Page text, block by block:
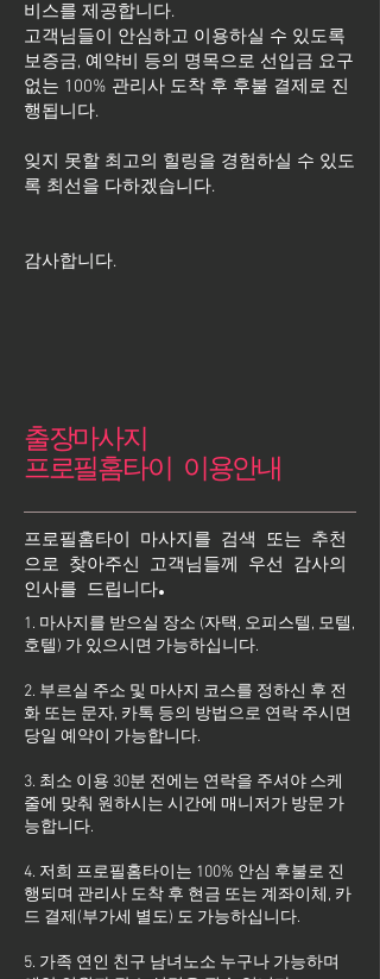
비스를 제공합니다.
고객님들이 안심하고 이용하실 수 있도록
보증금, 예약비 등의 명목으로 선입금 요구
없는 100% 관리사 도착 후 후불 결제로 진
행됩니다.
잊지 못할 최고의 힐링을 경험하실 수 있도
록 최선을 다하겠습니다.
​감사합니다.
출장마사지
프로필홈타이 이용안내
프로필홈타이 마사지를 검색 또는 추천
으로 찾아주신 고객님들께 우선 감사의
인사를 드립니다.
1. 마사지를 받으실 장소 (자택, 오피스텔, 모텔,
호텔) 가 있으시면 가능하십니다.
2. 부르실 주소 및 마사지 코스를 정하신 후 전
화 또는 문자, 카톡 등의 방법으로 연락 주시면
당일 예약이 가능합니다.
3. 최소 이용 30분 전에는 연락을 주셔야 스케
줄에 맞춰 원하시는 시간에 매니저가 방문 가
능합니다.
4. 저희 프로필홈타이는 100% 안심 후불로 진
행되며 관리사 도착 후 현금 또는 계좌이체, 카
드 결제(부가세 별도) 도 가능하십니다.
5. 가족 연인 친구 남녀노소 누구나 가능하며